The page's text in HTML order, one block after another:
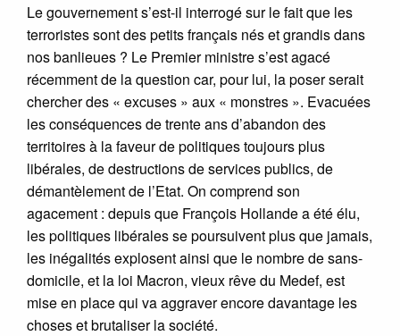
Le gouvernement s’est-il interrogé sur le fait que les
terroristes sont des petits français nés et grandis dans
nos banlieues ? Le Premier ministre s’est agacé
récemment de la question car, pour lui, la poser serait
chercher des « excuses » aux « monstres ». Evacuées
les conséquences de trente ans d’abandon des
territoires à la faveur de politiques toujours plus
libérales, de destructions de services publics, de
démantèlement de l’Etat. On comprend son
agacement : depuis que François Hollande a été élu,
les politiques libérales se poursuivent plus que jamais,
les inégalités explosent ainsi que le nombre de sans-
domicile, et la loi Macron, vieux rêve du Medef, est
mise en place qui va aggraver encore davantage les
choses et brutaliser la société.